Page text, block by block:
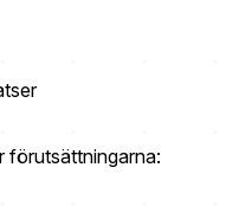
förutsättningarna: